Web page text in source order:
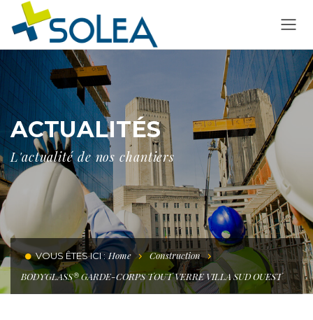
ACTUALITÉS
L'actualité de nos chantiers
VOUS ÊTES ICI : Home
Construction
BODYGLASS® GARDE-CORPS TOUT VERRE VILLA SUD OUEST